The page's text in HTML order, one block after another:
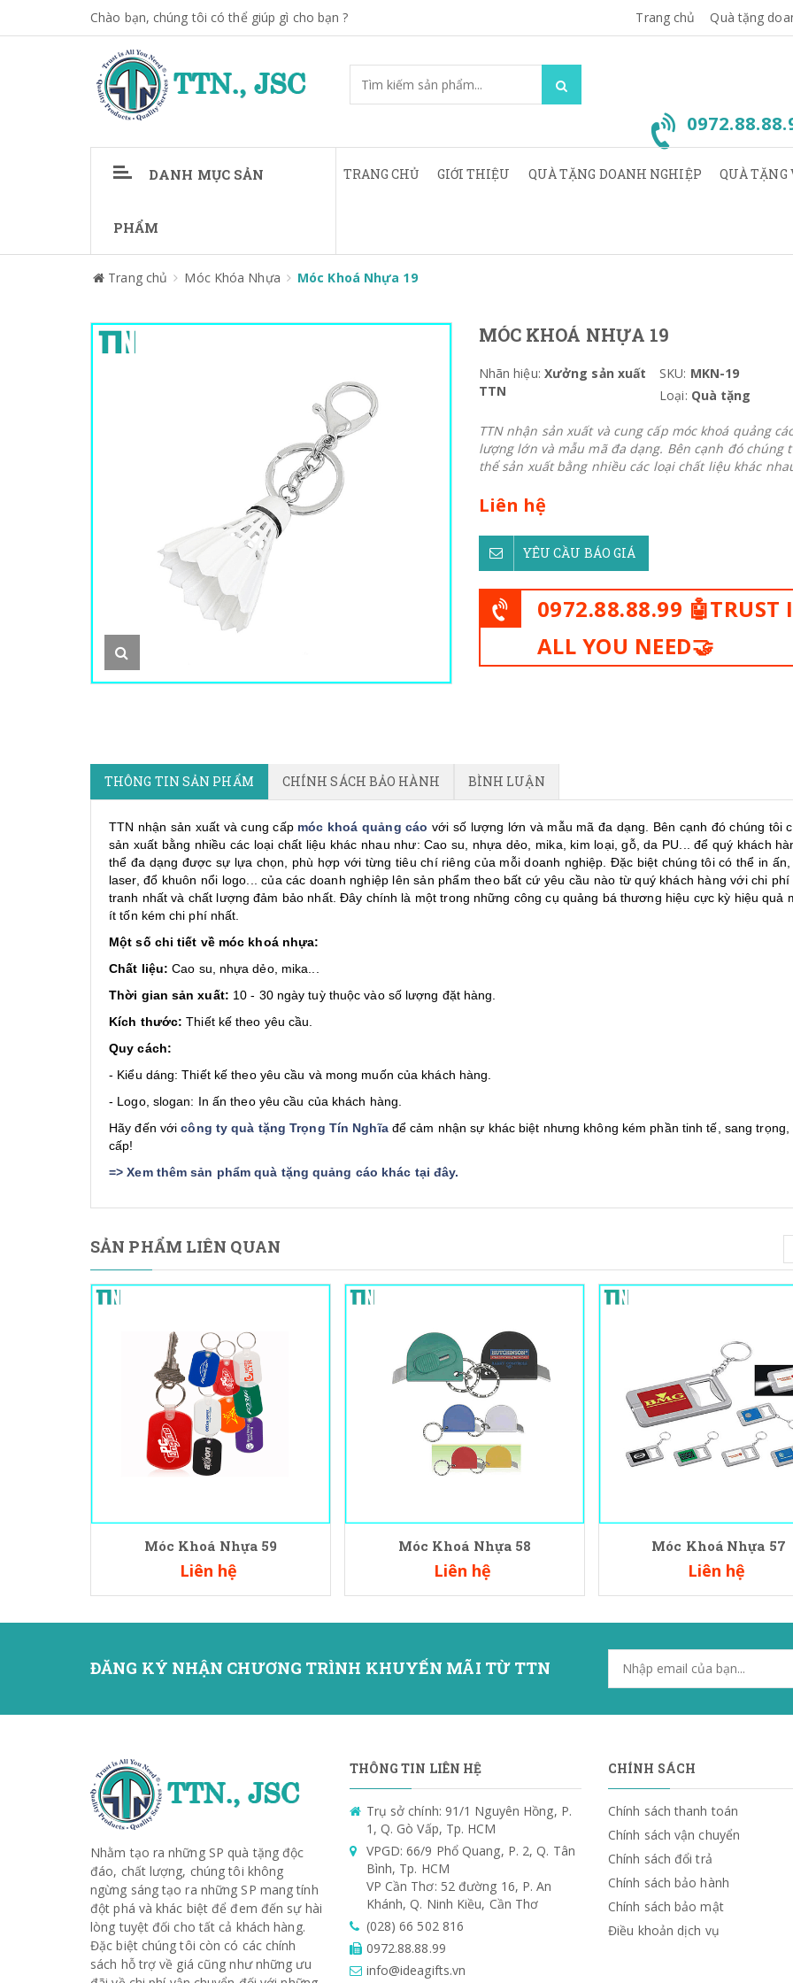
Chào bạn, chúng tôi có thể giúp gì cho bạn ? Trang chủ Quà tặng
DANH MỤC SẢN
PHẨM
TRANG CHỦ GIỚI THIỆU QUÀ TẶNG DOANH NGHIỆP QUÀ TẶNG
Trang chủ Móc Khóa Nhựa Móc Khoá Nhựa 19
MÓC KHOÁ NHỰA 19
Nhãn hiệu: Xưởng sản xuất
TTN
SKU: MKN-19
Loại: Quà tặng
TTN nhận sản xuất và cung cấp móc khoá quảng
lượng lớn và mẫu mã đa dạng. Bên cạnh đó chúng
thể sản xuất bằng nhiều các loại chất liệu khác
Liên hệ
YÊU CẦU BÁO GIÁ
0972.88.88.99 🤖TRUST
ALL YOU NEED🤝
THÔNG TIN SẢN PHẨM CHÍNH SÁCH BẢO HÀNH BÌNH LUẬN
TTN nhận sản xuất và cung cấp móc khoá quảng cáo với số lượng lớn và mẫu mã đa dạng. Bên cạnh đó chúng tôi
sản xuất bằng nhiều các loại chất liệu khác nhau như: Cao su, nhựa dẻo, mika, kim loại, gỗ, da PU... để quý khách
thể đa dạng được sự lựa chọn, phù hợp với từng tiêu chí riêng của mỗi doanh nghiệp. Đặc biệt chúng tôi có thể in ấn,
laser, đổ khuôn nổi logo... của các doanh nghiệp lên sản phẩm theo bất cứ yêu cầu nào từ quý khách hàng với chi phí
tranh nhất và chất lượng đảm bảo nhất. Đây chính là một trong những công cụ quảng bá thương hiệu cực kỳ hiệu quả
ít tốn kém chi phí nhất.
Một số chi tiết về móc khoá nhựa:
Chất liệu: Cao su, nhựa dẻo, mika...
Thời gian sản xuất: 10 - 30 ngày tuỳ thuộc vào số lượng đặt hàng.
Kích thước: Thiết kế theo yêu cầu.
Quy cách:
- Kiểu dáng: Thiết kế theo yêu cầu và mong muốn của khách hàng.
- Logo, slogan: In ấn theo yêu cầu của khách hàng.
Hãy đến vớicông ty quà tặng Trọng Tín Nghĩađể cảm nhận sự khác biệt nhưng không kém phần tinh tế, sang trọng,
cấp!
=>Xem thêm sản phẩm quà tặng quảng cáo khác tại đây.
SẢN PHẨM LIÊN QUAN
Móc Khoá Nhựa 59
Liên hệ
Móc Khoá Nhựa 58
Liên hệ
Móc Khoá Nhựa 57
Liên hệ
ĐĂNG KÝ NHẬN CHƯƠNG TRÌNH KHUYẾN MÃI TỪ TTN
Nhằm tạo ra những SP quà tặng độc
đáo, chất lượng, chúng tôi không
ngừng sáng tạo ra những SP mang tính
đột phá và khác biệt để đem đến sự hài
lòng tuyệt đối cho tất cả khách hàng.
Đặc biệt chúng tôi còn có các chính
sách hỗ trợ về giá cũng như những ưu
THÔNG TIN LIÊN HỆ
Trụ sở chính: 91/1 Nguyên Hồng, P.
1, Q. Gò Vấp, Tp. HCM
VPGD: 66/9 Phổ Quang, P. 2, Q. Tân
Bình, Tp. HCM
VP Cần Thơ: 52 đường 16, P. An
Khánh, Q. Ninh Kiều, Cần Thơ
(028) 66 502 816
0972.88.88.99
info@ideagifts.vn
CHÍNH SÁCH
Chính sách thanh toán
Chính sách vận chuyển
Chính sách đổi trả
Chính sách bảo hành
Chính sách bảo mật
Điều khoản dịch vụ